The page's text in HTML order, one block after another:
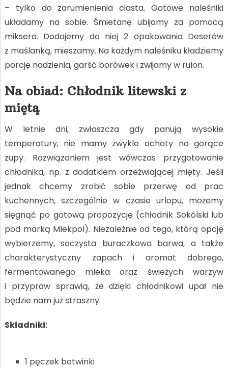
– tylko do zarumienienia ciasta. Gotowe naleśniki
układamy na sobie. Śmietanę ubijamy za pomocą
miksera. Dodajemy do niej 2 opakowania Deserów
z maślanką, mieszamy. Na każdym naleśniku kładziemy
porcję nadzienia, garść borówek i zwijamy w rulon.
Na obiad: Chłodnik litewski z
miętą
W letnie dni, zwłaszcza gdy panują wysokie
temperatury, nie mamy zwykle ochoty na gorące
zupy. Rozwiązaniem jest wówczas przygotowanie
chłodnika, np. z dodatkiem orzeźwiającej mięty. Jeśli
jednak chcemy zrobić sobie przerwę od prac
kuchennych, szczególnie w czasie urlopu, możemy
sięgnąć po gotową propozycję (chłodnik Sokólski lub
pod marką Mlekpol). Niezależnie od tego, którą opcję
wybierzemy, soczysta buraczkowa barwa, a także
charakterystyczny zapach i aromat dobrego,
fermentowanego mleka oraz świeżych warzyw
i przypraw sprawią, że dzięki chłodnikowi upał nie
będzie nam już straszny.
Składniki:
1 pęczek botwinki